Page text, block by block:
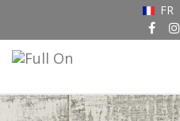
FR